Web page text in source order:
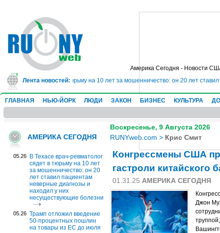
Америка Сегодня - Новости
Лента новостей:
ревматолог сядет в тюрьму на 10 лет за мошенничество: он 20 лет
ГЛАВНАЯ НЬЮ-ЙОРК ЛЮДИ ЗАКОН БИЗНЕС КУЛЬТУРА
АМЕРИКА СЕГОДНЯ
05.26
В Техасе врач-ревматолог
сядет в тюрьму на 10 лет
за мошенничество: он 20
лет ставил пациентам
неверные диагнозы и
находил у них
несуществующие болезни
05.26 Трамп отложил введение
50-процентных пошлин
на товары из ЕС до июля
Воскресенье, 9 Августа 2026
RUNYweb.com > Крис Смит
Конгрессмены США
гастроли китайского
01.31.25 АМЕРИКА СЕГОДНЯ
Джон